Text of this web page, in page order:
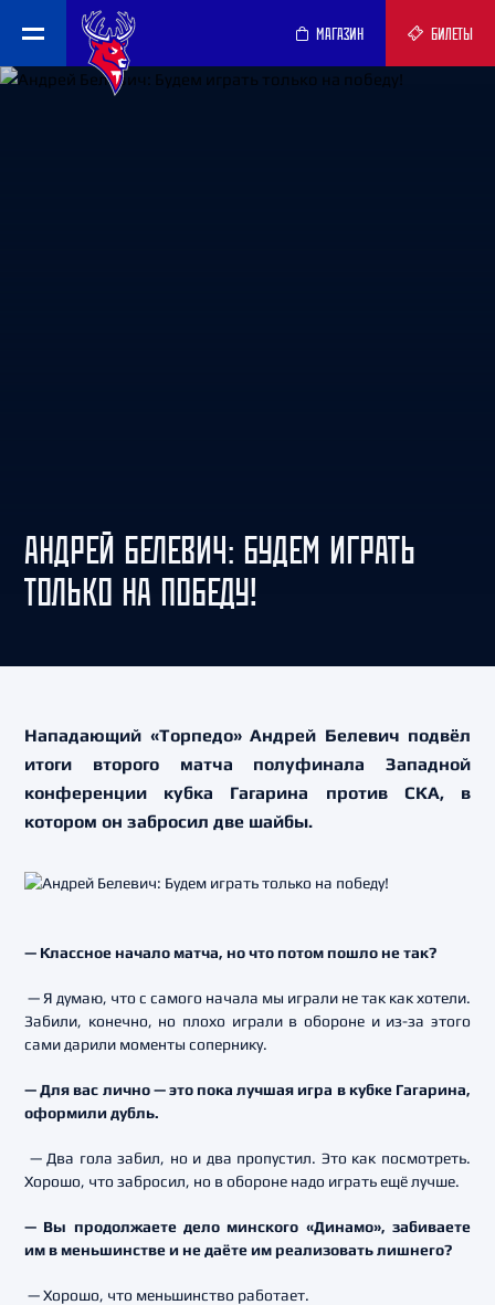
МАГАЗИН БИЛЕТЫ
АНДРЕЙ БЕЛЕВИЧ: БУДЕМ ИГРАТЬ
ТОЛЬКО НА ПОБЕДУ!
Нападающий «Торпедо» Андрей Белевич подвёл
итоги второго матча полуфинала Западной
конференции кубка Гагарина против СКА, в
котором он забросил две шайбы.
— Классное начало матча, но что потом пошло не так?
— Я думаю, что с самого начала мы играли не так как хотели.
Забили, конечно, но плохо играли в обороне и из-за этого
сами дарили моменты сопернику.
— Для вас лично — это пока лучшая игра в кубке Гагарина,
оформили дубль.
— Два гола забил, но и два пропустил. Это как посмотреть.
Хорошо, что забросил, но в обороне надо играть ещё лучше.
— Вы продолжаете дело минского «Динамо», забиваете
им в меньшинстве и не даёте им реализовать лишнего?
— Хорошо, что меньшинство работает.